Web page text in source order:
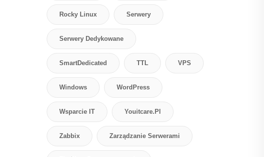
Rocky Linux Serwery
Serwery Dedykowane
SmartDedicated TTL VPS
Windows WordPress
Wsparcie IT Youitcare.pl
Zabbix Zarządzanie Serwerami